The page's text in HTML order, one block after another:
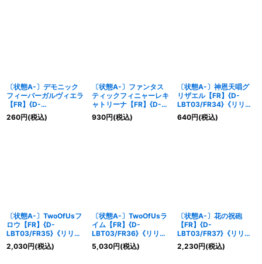
〔状態A-〕デモニック
フィーバーガルヴィエラ
【FR】{D-
LBT03/FR32}《リリカ
ルモナステリオ》
260円(税込)
〔状態A-〕ファンタス
ティックフィニャーレキ
ャトリーナ【FR】{D-
LBT03/FR33}《リリカ
ルモナステリオ》
930円(税込)
〔状態A-〕神恩天唱グ
リザエル【FR】{D-
LBT03/FR34}《リリカ
ルモナステリオ》
640円(税込)
〔状態A-〕TwoOfUsフ
ロウ【FR】{D-
LBT03/FR35}《リリカ
ルモナステリオ》
2,030円(税込)
〔状態A-〕TwoOfUsラ
イム【FR】{D-
LBT03/FR36}《リリカ
ルモナステリオ》
5,030円(税込)
〔状態A-〕花の祝砲
【FR】{D-
LBT03/FR37}《リリカ
ルモナステリオ》
2,230円(税込)